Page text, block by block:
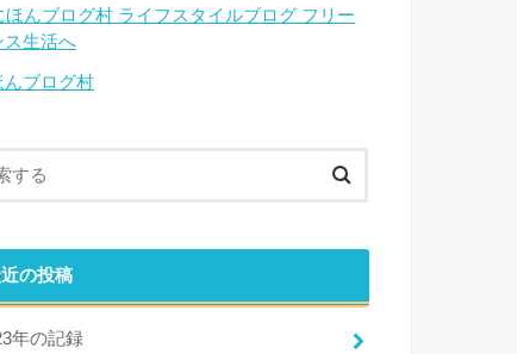
んブログ村
の投稿
年の記録